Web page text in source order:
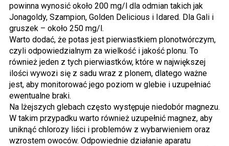
powinna wynosić około 200 mg/l dla odmian takich jak
Jonagoldy, Szampion, Golden Delicious i Idared. Dla Gali i
gruszek – około 250 mg/l.
Warto dodać, że potas jest pierwiastkiem plonotwórczym,
czyli odpowiedzialnym za wielkość i jakość plonu. To
również jeden z tych pierwiastków, które w największej
ilości wywozi się z sadu wraz z plonem, dlatego ważne
jest, aby monitorować jego poziom w glebie i uzupełniać
ewentualne braki.
Na lżejszych glebach często występuje niedobór magnezu.
W takim przypadku warto również uzupełnić magnez, aby
uniknąć chlorozy liści i problemów z wybarwieniem oraz
wzrostem owoców. Odpowiednie działanie aparatu